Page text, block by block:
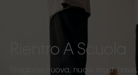
Rientro A Scuola
Stagione nuova, nuovi must-have.